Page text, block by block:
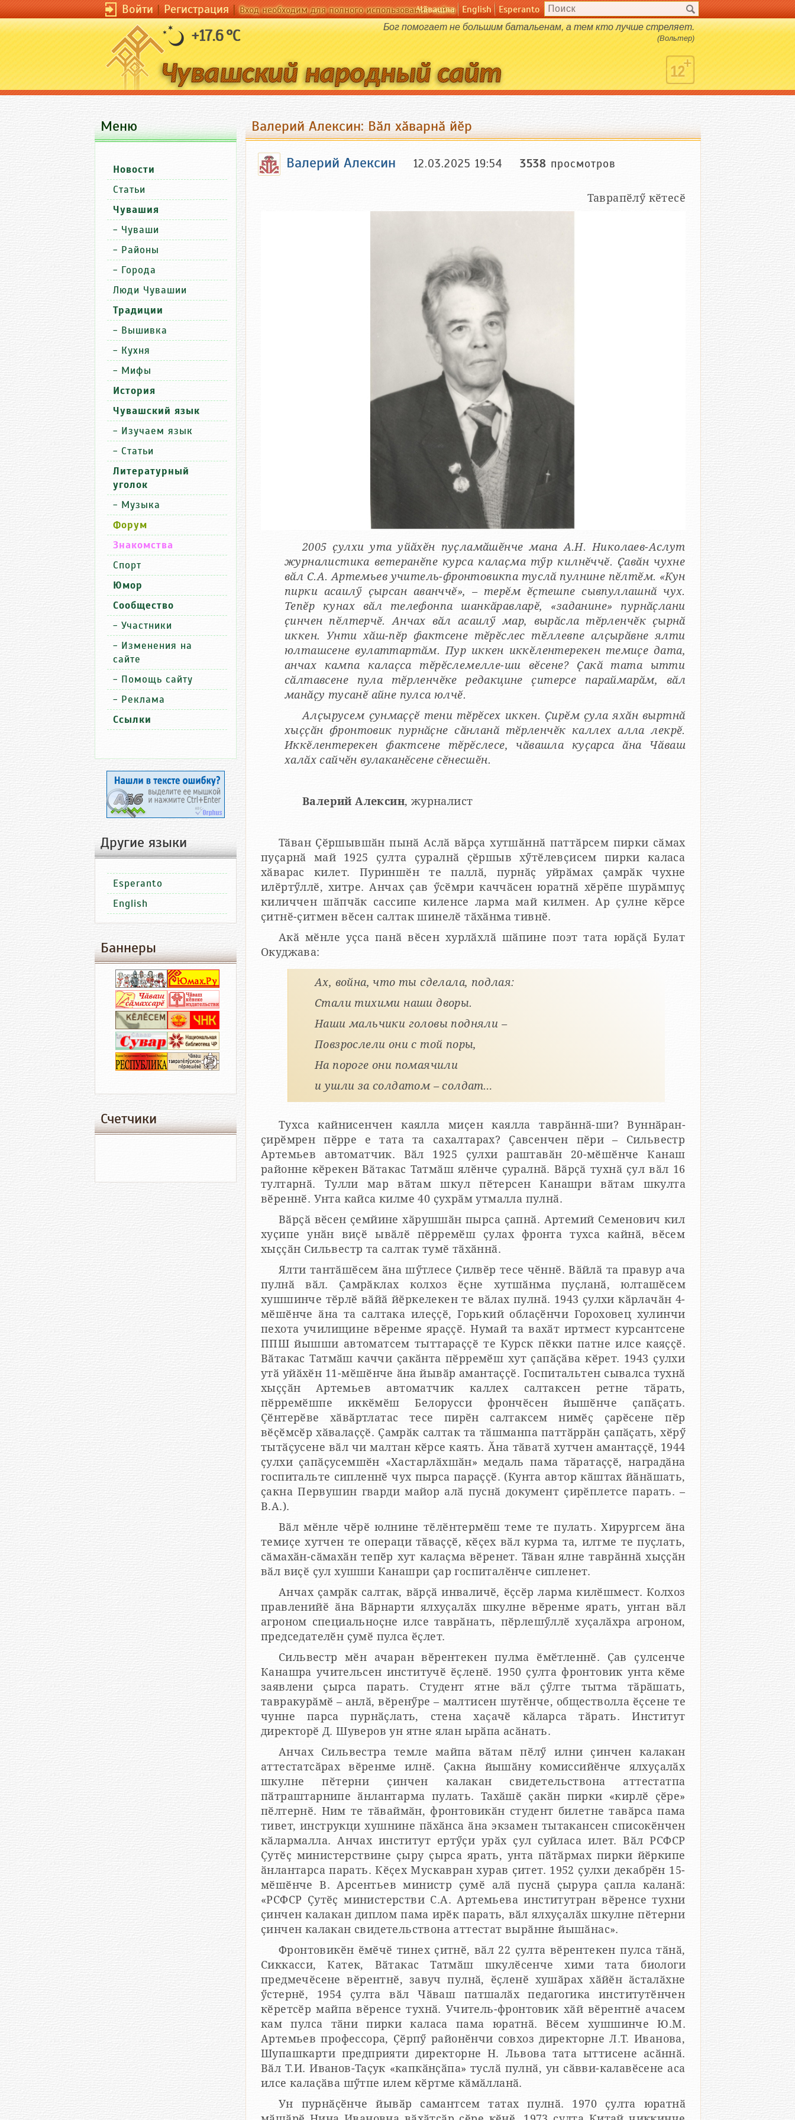
Войти|Регистрация|Вход необходим для полного использования сайта
Чӑвашла English Esperanto
+17.6 °C Бог помогает не большим батальенам, а тем кто лучше стреляет.
(Вольтер)
Валерий Алексин: Вӑл хӑварнӑ йӗр
Валерий Алексин 12.03.2025 19:54 3538 просмотров
Таврапӗлӳ кӗтесӗ
2005 ҫулхи ута уйӑхӗн пуҫламӑшӗнче мана А.Н. Николаев-Аслут
журналистика ветеранӗпе курса калаҫма тӳр килнӗччӗ. Ҫавӑн чухне
вӑл С.А. Артемьев учитель-фронтовикпа туслӑ пулнине пӗлтӗм. «Кун
пирки асаилӳ ҫырсан аванччӗ», – терӗм ӗҫтешпе сывпуллашнӑ чух.
Тепӗр кунах вӑл телефонпа шанкӑравларӗ, «заданине» пурнӑҫлани
ҫинчен пӗлтерчӗ. Анчах вӑл асаилӳ мар, вырӑсла тӗрленчӗк ҫырнӑ
иккен. Унти хӑш-пӗр фактсене тӗрӗслес тӗллевпе алҫырӑвне ялти
юлташсене вулаттартӑм. Пур иккен иккӗлентерекен темиҫе дата,
анчах кампа калаҫса тӗрӗслемелле-ши вӗсене? Ҫакӑ тата ытти
сӑлтавсене пула тӗрленчӗке редакцине ҫитерсе параймарӑм, вӑл
манӑҫу тусанӗ айне пулса юлчӗ.
Алҫырусем ҫунмаҫҫӗ тени тӗрӗсех иккен. Ҫирӗм ҫула яхӑн выртнӑ
хыҫҫӑн фронтовик пурнӑҫне сӑнланӑ тӗрленчӗк каллех алла лекрӗ.
Иккӗлентерекен фактсене тӗрӗслесе, чӑвашла куҫарса ӑна Чӑваш
халӑх сайчӗн вулаканӗсене сӗнесшӗн.
Валерий Алексин, журналист
Тӑван Ҫӗршывшӑн пынӑ Аслӑ вӑрҫа хутшӑннӑ паттӑрсем пирки сӑмах
пуҫарнӑ май 1925 ҫулта ҫуралнӑ ҫӗршыв хӳтӗлевҫисем пирки каласа
хӑварас килет. Пуриншӗн те паллӑ, пурнӑҫ уйрӑмах ҫамрӑк чухне
илӗртӳллӗ, хитре. Анчах ҫав ӳсӗмри каччӑсен юратнӑ хӗрӗпе шурӑмпуҫ
киличчен шӑпчӑк сассипе киленсе ларма май килмен. Ар ҫулне кӗрсе
ҫитнӗ-ҫитмен вӗсен салтак шинелӗ тӑхӑнма тивнӗ.
Акӑ мӗнле уҫса панӑ вӗсен хурлӑхлӑ шӑпине поэт тата юрӑҫӑ Булат
Окуджава:
Ах, война, что ты сделала, подлая:
Стали тихими наши дворы.
Наши мальчики головы подняли –
Повзрослели они с той поры,
На пороге они помаячили
и ушли за солдатом – солдат…
Тухса кайнисенчен каялла миҫен каялла таврӑннӑ-ши? Вуннӑран-
ҫирӗмрен пӗрре е тата та сахалтарах? Ҫавсенчен пӗри – Сильвестр
Артемьев автоматчик. Вӑл 1925 ҫулхи раштавӑн 20-мӗшӗнче Канаш
районне кӗрекен Вӑтакас Татмӑш ялӗнче ҫуралнӑ. Вӑрҫӑ тухнӑ ҫул вӑл 16
тултарнӑ. Тулли мар вӑтам шкул пӗтерсен Канашри вӑтам шкулта
вӗреннӗ. Унта кайса килме 40 ҫухрӑм утмалла пулнӑ.
Вӑрҫӑ вӗсен ҫемйине хӑрушшӑн пырса ҫапнӑ. Артемий Семенович кил
хуҫипе унӑн виҫӗ ывӑлӗ пӗрремӗш ҫулах фронта тухса кайнӑ, вӗсем
хыҫҫӑн Сильвестр та салтак тумӗ тӑхӑннӑ.
Ялти тантӑшӗсем ӑна шӳтлесе Ҫилвӗр тесе чӗннӗ. Вӑйлӑ та правур ача
пулнӑ вӑл. Ҫамрӑклах колхоз ӗҫне хутшӑнма пуҫланӑ, юлташӗсем
хушшинче тӗрлӗ вӑйӑ йӗркелекен те вӑлах пулнӑ. 1943 ҫулхи кӑрлачӑн 4-
мӗшӗнче ӑна та салтака илеҫҫӗ, Горький облаҫӗнчи Гороховец хулинчи
пехота училищине вӗренме яраҫҫӗ. Нумай та вахӑт иртмест курсантсене
ППШ йышши автоматсем тыттараҫҫӗ те Курск пӗкки патне илсе каяҫҫӗ.
Вӑтакас Татмӑш каччи ҫакӑнта пӗрремӗш хут ҫапӑҫӑва кӗрет. 1943 ҫулхи
утӑ уйӑхӗн 11-мӗшӗнче ӑна йывӑр амантаҫҫӗ. Госпитальтен сывалса тухнӑ
хыҫҫӑн Артемьев автоматчик каллех салтаксен ретне тӑрать,
пӗрремӗшпе иккӗмӗш Белорусси фрончӗсен йышӗнче ҫапӑҫать.
Ҫӗнтерӗве хӑвӑртлатас тесе пирӗн салтаксем нимӗҫ ҫарӗсене пӗр
вӗҫӗмсӗр хӑвалаҫҫӗ. Ҫамрӑк салтак та тӑшманпа паттӑррӑн ҫапӑҫать, хӗрӳ
тытӑҫусене вӑл чи малтан кӗрсе каять. Ӑна тӑватӑ хутчен амантаҫҫӗ, 1944
ҫулхи ҫапӑҫусемшӗн «Хастарлӑхшӑн» медаль пама тӑратаҫҫӗ, наградӑна
госпитальте сипленнӗ чух пырса параҫҫӗ. (Кунта автор кӑштах йӑнӑшать,
ҫакна Первушин гварди майор алӑ пуснӑ документ ҫирӗплетсе парать. –
В.А.).
Вӑл мӗнле чӗрӗ юлнине тӗлӗнтермӗш теме те пулать. Хирургсем ӑна
темиҫе хутчен те операци тӑваҫҫӗ, кӗҫех вӑл курма та, илтме те пуҫлать,
сӑмахӑн-сӑмахӑн тепӗр хут калаҫма вӗренет. Тӑван ялне таврӑннӑ хыҫҫӑн
вӑл виҫӗ ҫул хушши Канашри ҫар госпиталӗнче сипленет.
Анчах ҫамрӑк салтак, вӑрҫӑ инваличӗ, ӗҫсӗр ларма килӗшмест. Колхоз
правленийӗ ӑна Вӑрнарти ялхуҫалӑх шкулне вӗренме ярать, унтан вӑл
агроном специальноҫне илсе таврӑнать, пӗрлешӳллӗ хуҫалӑхра агроном,
председателӗн ҫумӗ пулса ӗҫлет.
Сильвестр мӗн ачаран вӗрентекен пулма ӗмӗтленнӗ. Ҫав ҫулсенче
Канашра учительсен институчӗ ӗҫленӗ. 1950 ҫулта фронтовик унта кӗме
заявлени ҫырса парать. Студент ятне вӑл ҫӳлте тытма тӑрӑшать,
тавракурӑмӗ – анлӑ, вӗренӳре – малтисен шутӗнче, обществолла ӗҫсене те
чунне парса пурнӑҫлать, стена хаҫачӗ кӑларса тӑрать. Институт
директорӗ Д. Шуверов ун ятне ялан ырӑпа асӑнать.
Анчах Сильвестра темле майпа вӑтам пӗлӳ илни ҫинчен калакан
аттестатсӑрах вӗренме илнӗ. Ҫакна йышӑну комиссийӗнче ялхуҫалӑх
шкулне пӗтерни ҫинчен калакан свидетельствона аттестатпа
пӑтраштарнипе ӑнлантарма пулать. Тахӑшӗ ҫакӑн пирки «кирлӗ ҫӗре»
пӗлтернӗ. Ним те тӑваймӑн, фронтовикӑн студент билетне тавӑрса пама
тивет, инструкци хушнине пӑхӑнса ӑна экзамен тытакансен списокӗнчен
кӑлармалла. Анчах институт ертӳҫи урӑх ҫул суйласа илет. Вӑл РСФСР
Ҫутӗҫ министерствине ҫыру ҫырса ярать, унта пӑтӑрмах пирки йӗркипе
ӑнлантарса парать. Кӗҫех Мускавран хурав ҫитет. 1952 ҫулхи декабрӗн 15-
мӗшӗнче В. Арсентьев министр ҫумӗ алӑ пуснӑ ҫырура ҫапла каланӑ:
«РСФСР Ҫутӗҫ министерстви С.А. Артемьева институтран вӗренсе тухни
ҫинчен калакан диплом пама ирӗк парать, вӑл ялхуҫалӑх шкулне пӗтерни
ҫинчен калакан свидетельствона аттестат вырӑнне йышӑнас».
Фронтовикӗн ӗмӗчӗ тинех ҫитнӗ, вӑл 22 ҫулта вӗрентекен пулса тӑнӑ,
Сиккасси, Катек, Вӑтакас Татмӑш шкулӗсенче хими тата биологи
предмечӗсене вӗрентнӗ, завуч пулнӑ, ӗҫленӗ хушӑрах хӑйӗн ӑсталӑхне
ӳстернӗ, 1954 ҫулта вӑл Чӑваш патшалӑх педагогика институтӗнчен
кӗретсӗр майпа вӗренсе тухнӑ. Учитель-фронтовик хӑй вӗрентнӗ ачасем
кам пулса тӑни пирки каласа пама юратнӑ. Вӗсем хушшинче Ю.М.
Артемьев профессора, Ҫӗрпӳ районӗнчи совхоз директорне Л.Т. Иванова,
Шупашкарти предприяти директорне Н. Львова тата ыттисене асӑннӑ.
Вӑл Т.И. Иванов-Таҫук «капкӑнҫӑпа» туслӑ пулнӑ, ун сӑвви-калавӗсене аса
илсе калаҫӑва шӳтпе илем кӗртме кӑмӑлланӑ.
Ун пурнӑҫӗнче йывӑр самантсем татах пулнӑ. 1970 ҫулта юратнӑ
Меню
Новости
Статьи
Чувашия
- Чуваши
- Районы
- Города
Люди Чувашии
Традиции
- Вышивка
- Кухня
- Мифы
История
Чувашский язык
- Изучаем язык
- Статьи
Литературный
уголок
- Музыка
Форум
Знакомства
Спорт
Юмор
Сообщество
- Участники
- Изменения на
сайте
- Помощь сайту
- Реклама
Ссылки
Другие языки
Esperanto
English
Баннеры
Счетчики